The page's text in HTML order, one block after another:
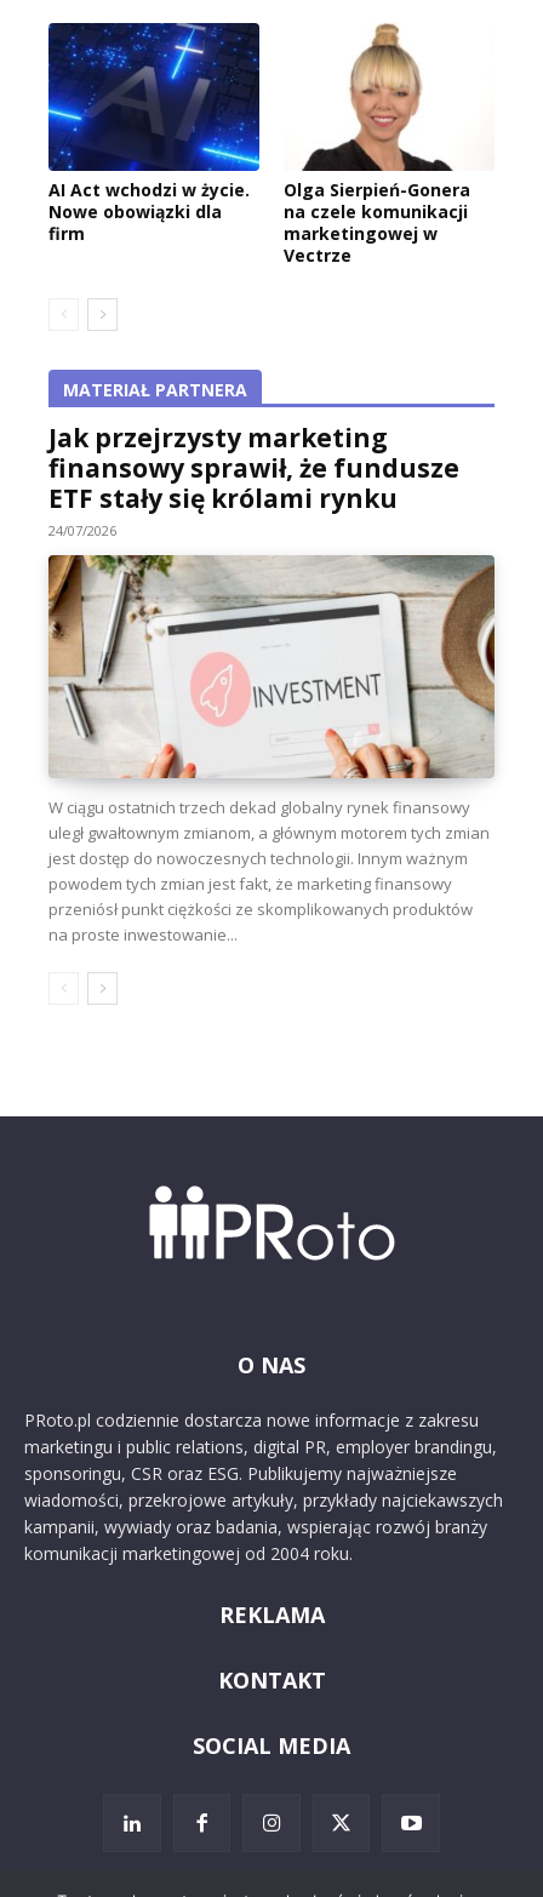
AI Act wchodzi w życie.
Nowe obowiązki dla
firm
Olga Sierpień-Gonera
na czele komunikacji
marketingowej w
Vectrze
MATERIAŁ PARTNERA
Jak przejrzysty marketing
finansowy sprawił, że fundusze
ETF stały się królami rynku
24/07/2026
W ciągu ostatnich trzech dekad globalny rynek finansowy
uległ gwałtownym zmianom, a głównym motorem tych zmian
jest dostęp do nowoczesnych technologii. Innym ważnym
powodem tych zmian jest fakt, że marketing finansowy
przeniósł punkt ciężkości ze skomplikowanych produktów
na proste inwestowanie...
O NAS
PRoto.pl codziennie dostarcza nowe informacje z zakresu
marketingu i public relations, digital PR, employer brandingu,
sponsoringu, CSR oraz ESG. Publikujemy najważniejsze
wiadomości, przekrojowe artykuły, przykłady najciekawszych
kampanii, wywiady oraz badania, wspierając rozwój branży
komunikacji marketingowej od 2004 roku.
REKLAMA
KONTAKT
SOCIAL MEDIA